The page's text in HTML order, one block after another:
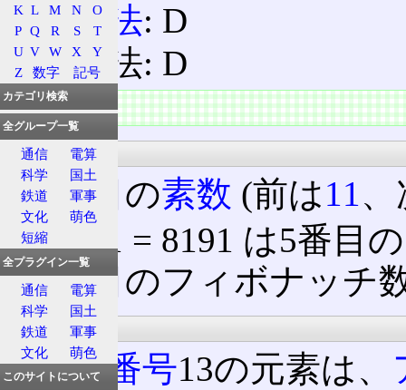
16進法: D
36進法: D
特徴
性質
6番目の素数 (前は11
2
−1 = 8191 は5番目の
7番目のフィボナッチ
補足
原子番号13の元素は、
K L M N
O
P Q R S
T
U V W X
Y
Z
数字 記号
カテゴリ検索
全グループ一覧
通信
電算
科学
国土
鉄道
軍事
文化
萌色
短縮
全プラグイン一覧
通信
電算
科学
国土
鉄道
軍事
文化
萌色
このサイトについて